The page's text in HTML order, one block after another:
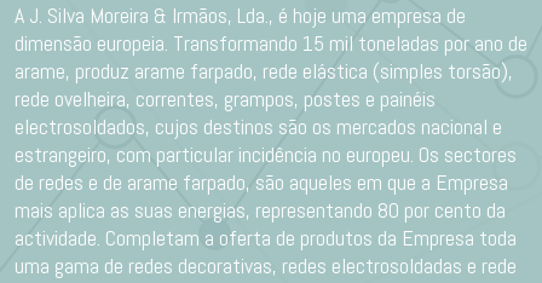
A J. Silva Moreira & Irmãos, Lda., é hoje uma empresa de
dimensão europeia. Transformando 15 mil toneladas por ano de
arame, produz arame farpado, rede elástica (simples torsão),
rede ovelheira, correntes, grampos, postes e painéis
electrosoldados, cujos destinos são os mercados nacional e
estrangeiro, com particular incidência no europeu. Os sectores
de redes e de arame farpado, são aqueles em que a Empresa
mais aplica as suas energias, representando 80 por cento da
actividade. Completam a oferta de produtos da Empresa toda
uma gama de redes decorativas, redes electrosoldadas e rede